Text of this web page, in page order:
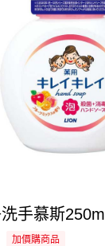
手慕斯
加價購商品